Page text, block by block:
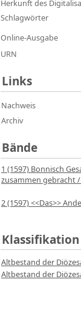
Herkunft des
Schlagwörter
Online-Ausgabe
URN
Links
Nachweis
Archiv
Bände
1 (1597) Bonnisch
zusammen gebracht
2 (1597)<<Das>>
Klassifikation
Altbestand der
Altbestand der